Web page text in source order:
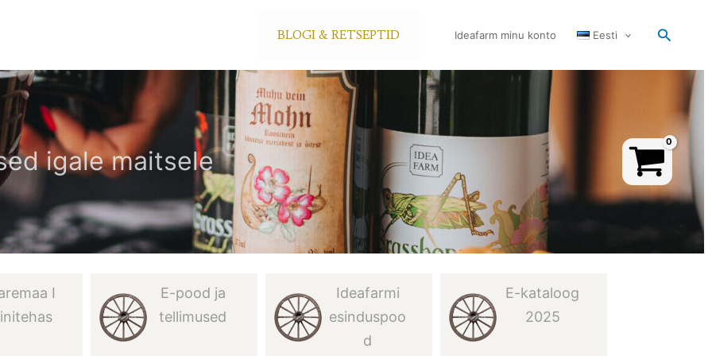
BLOGI & RETSEPTID Ideafarm minu konto Eesti Search
igale maitsele
I
E-pood ja
tellimused
Ideafarmi
esinduspoo
d
E-kataloog
2025